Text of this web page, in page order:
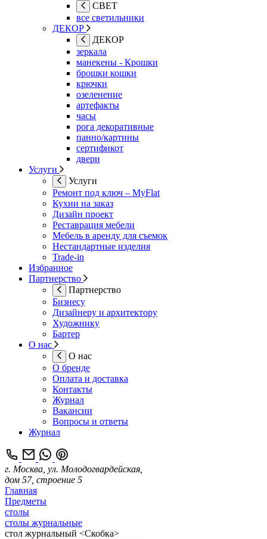
СВЕТ
все светильники
ДЕКОР
ДЕКОР
зеркала
манекены - Крошки
брошки кошки
крючки
озеленение
артефакты
часы
рога декоративные
панно/картины
сертификот
двери
Услуги
Услуги
Ремонт под ключ – MyFlat
Кухни на заказ
Дизайн проект
Реставрация мебели
Мебель в аренду для съемок
Нестандартные изделия
Trade-in
Избранное
Партнерство
Партнерство
Бизнесу
Дизайнеру и архитектору
Художнику
Бартер
О нас
О нас
О бренде
Оплата и доставка
Контакты
Журнал
Вакансии
Вопросы и ответы
Журнал
г. Москва, ул. Молодогвардейская,
дом 57, строение 5
Главная
Предметы
столы
столы журнальные
стол журнальный <Скобка>